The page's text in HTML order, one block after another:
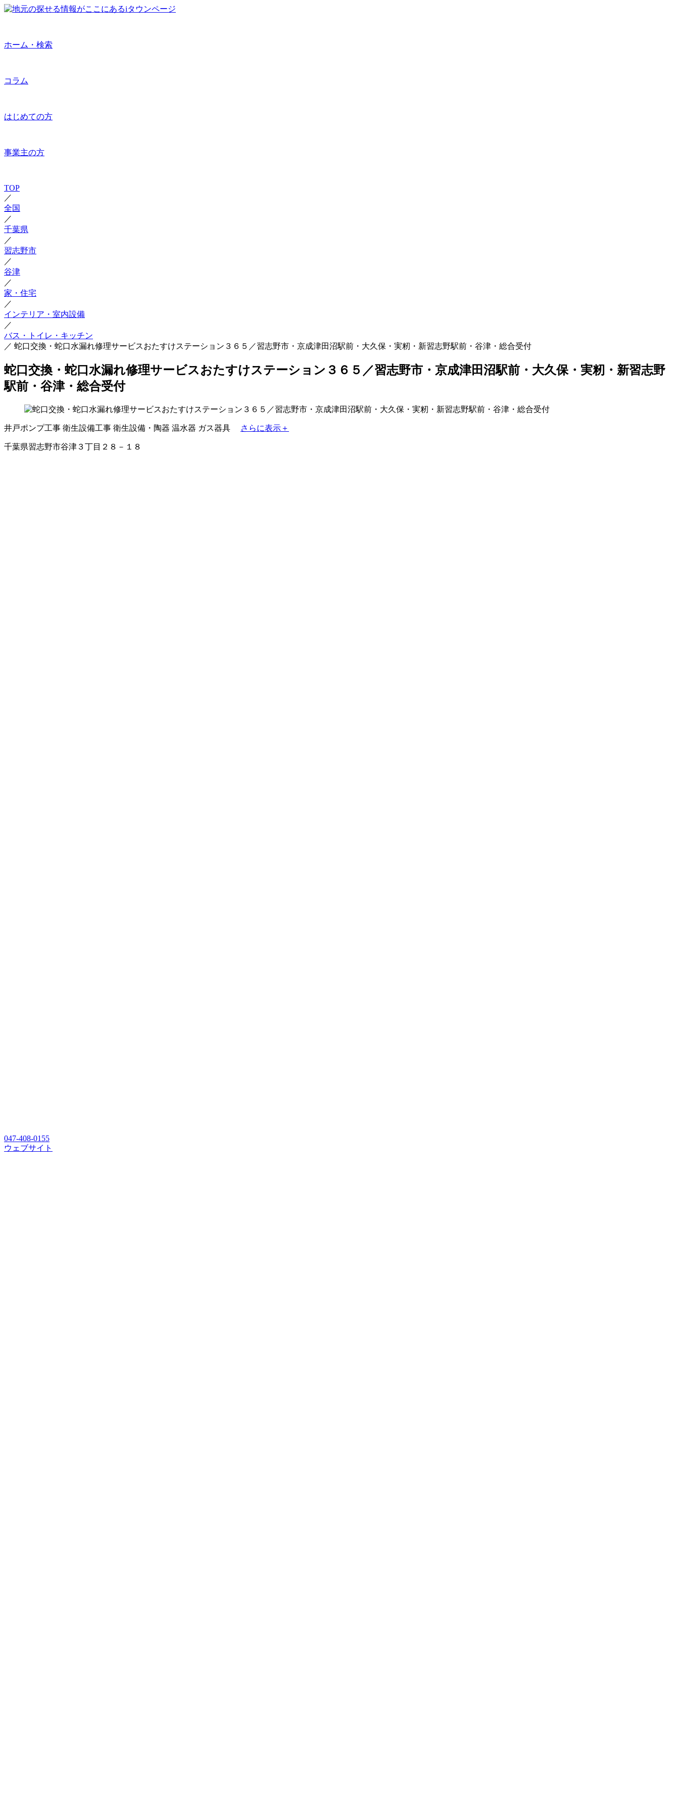
ホーム・検索
コラム
はじめての方
事業主の方
TOP
／
全国
／
千葉県
／
習志野市
／
谷津
／
家・住宅
／
インテリア・室内設備
／
バス・トイレ・キッチン
／ 蛇口交換・蛇口水漏れ修理サービスおたすけステーション３６５／習志野市・京成津田沼駅前・大久保・実籾・新習志野駅前・谷津・総合受付
蛇口交換・蛇口水漏れ修理サービスおたすけステーション３６５／習志野市・京成津田沼駅前・大久保・実籾・新習志野
駅前・谷津・総合受付
井戸ポンプ工事 衛生設備工事 衛生設備・陶器 温水器 ガス器具 さらに表示＋
千葉県習志野市谷津３丁目２８－１８
047-408-0155
ウェブサイト